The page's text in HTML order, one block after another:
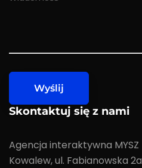
Skontaktuj się z nami
Agencja interaktywna MYSZ
Kowalew, ul. Fabianowska 2a